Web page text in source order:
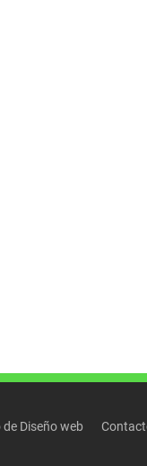
de Diseño web